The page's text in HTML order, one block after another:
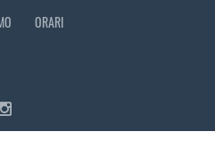
ORARI